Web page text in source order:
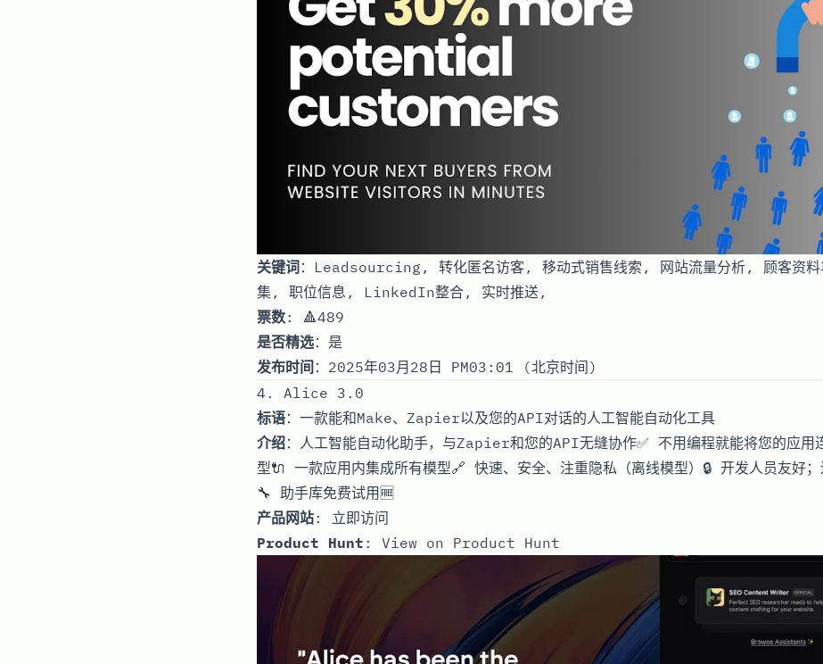
关键词：Leadsourcing, 转化匿名访客, 移动式销售线索, 网站流量分析, 顾客资料
集, 职位信息, LinkedIn整合, 实时推送,
票数: 🔺489
是否精选：是
发布时间 ：2025年03月28日 PM03:01 (北京时间)
4. Alice 3.0
标语：一款能和Make、Zapier以及您的API对话的人工智能自动化工具
介绍：人工智能自动化助手，与Zapier和您的API无缝协作✅ 不用编程就能将您的应用
型🔌 一款应用内集成所有模型🔗 快速、安全、注重隐私（离线模型）🔒 开发人员友好
🔧 助手库免费试用🆓
产品网站: 立即访问
Product Hunt : View on Product Hunt